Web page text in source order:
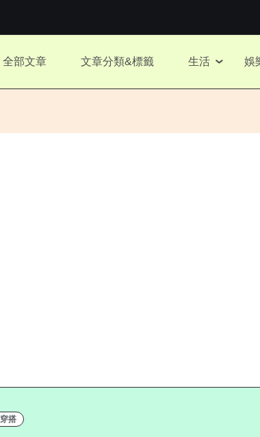
全部文章 文章分類&標籤 生活 娛
穿搭